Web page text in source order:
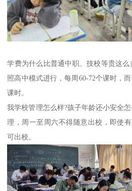
学费为什么比普通中职、技校等贵这
照高中模式进行，每周60-72个课时，
课时。
我学校管理怎么样?孩子年龄还小安全
理，周一至周六不得随意出校，即使
可出校。